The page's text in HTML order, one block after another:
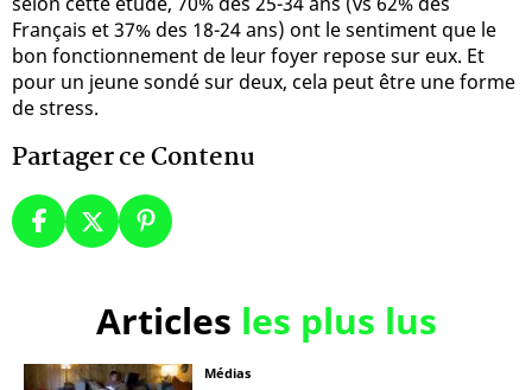
Français et 37% des 18-24 ans) ont le sentiment que le
bon fonctionnement de leur foyer repose sur eux. Et
pour un jeune sondé sur deux, cela peut être une forme
de stress.
Partager ce Contenu
Articles les plus lus
Médias